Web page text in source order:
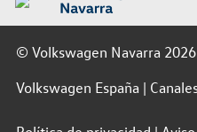
© Volkswagen Navarra 2026
Volkswagen España